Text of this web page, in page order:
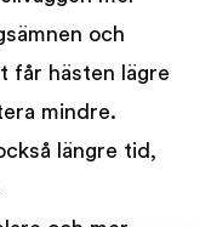
och
får hästen lägre
mindre.
längre tid,